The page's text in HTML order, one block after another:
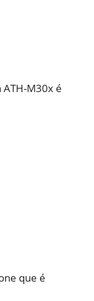
M30x é
que é